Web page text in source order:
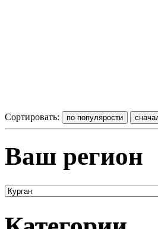
Сортировать:
Ваш регион